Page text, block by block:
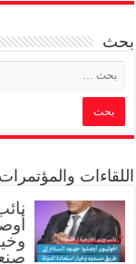
بحث
اللقاءات